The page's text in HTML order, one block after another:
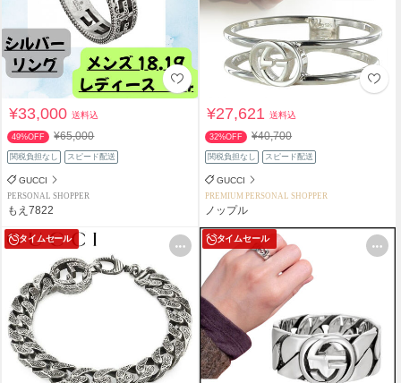
¥33,000送料込
49%OFF ¥65,000
関税負担なし スピード配送
GUCCI
PERSONAL SHOPPER
もえ7822
¥27,621送料込
32%OFF ¥40,700
関税負担なし スピード配送
GUCCI
PREMIUM PERSONAL SHOPPER
ノップル
タイムセール タイムセール